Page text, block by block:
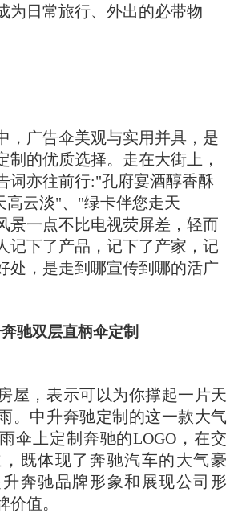
为日常旅行、外出的必带物
，广告伞美观与实用并具，是
制的优质选择。走在大街上，
词亦往前行:"孔府宴酒醇香酥
高云淡"、"绿卡伴您走天
一点不比电视荧屏差，轻而
记下了产品，记下了产家，记
处，是走到哪宣传到哪的活广
驰双层直柄伞定制
屋，表示可以为你撑起一片天
。中升奔驰定制的这一款大气
伞上定制奔驰的LOGO，在交
既体现了奔驰汽车的大气豪
奔驰品牌形象和展现公司形
价值。